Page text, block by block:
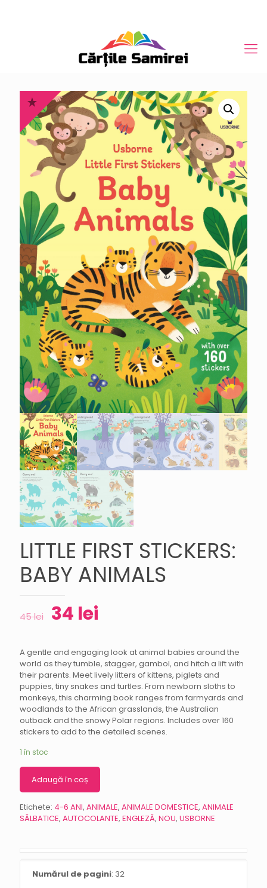
LITTLE FIRST STICKERS:
BABY ANIMALS
45lei 34 lei
A gentle and engaging look at animal babies around the
world as they tumble, stagger, gambol, and hitch a lift with
their parents. Meet lively litters of kittens, piglets and
puppies, tiny snakes and turtles. From newborn sloths to
monkeys, this charming book ranges from farmyards and
woodlands to the African grasslands, the Australian
outback and the snowy Polar regions. Includes over 160
stickers to add to the detailed scenes.
1 în stoc
Adaugă în coș
Etichete: 4-6 ANI, ANIMALE, ANIMALE DOMESTICE, ANIMALE
SĂLBATICE, AUTOCOLANTE, ENGLEZĂ, NOU, USBORNE
Numărul de pagini: 32